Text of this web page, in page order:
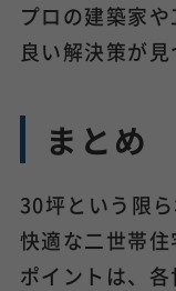
プロの建築家
良い解決策が見
まとめ
30坪という限
快適な二世帯住
ポイントは、